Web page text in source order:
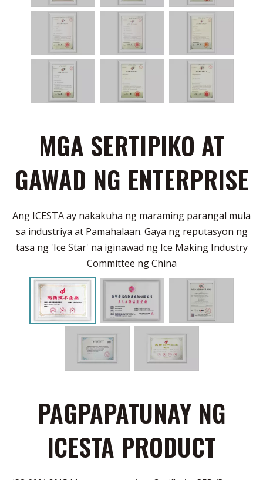
MGA SERTIPIKO AT
GAWAD NG ENTERPRISE
Ang ICESTA ay nakakuha ng maraming parangal mula
sa industriya at Pamahalaan. Gaya ng reputasyon ng
tasa ng 'Ice Star' na iginawad ng Ice Making Industry
Committee ng China
PAGPAPATUNAY NG
ICESTA PRODUCT